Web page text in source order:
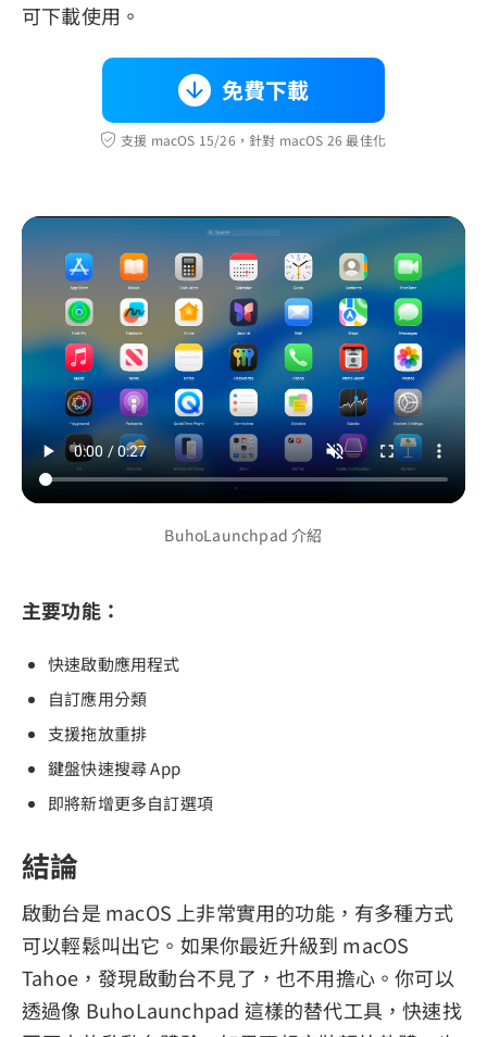
可下載使用。
免費下載
支援 macOS 15/26，針對 macOS 26 最佳化
BuhoLaunchpad 介紹
主要功能：
快速啟動應用程式
自訂應用分類
支援拖放重排
鍵盤快速搜尋 App
即將新增更多自訂選項
結論
啟動台是 macOS 上非常實用的功能，有多種方式
可以輕鬆叫出它。如果你最近升級到 macOS
Tahoe，發現啟動台不見了，也不用擔心。你可以
透過像 BuhoLaunchpad 這樣的替代工具，快速找